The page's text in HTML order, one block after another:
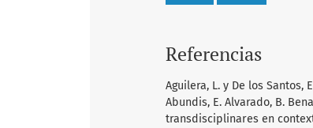
Referencias
Aguilera, L. y De los Santos,
Abundis, E. Alvarado, B.
transdisciplinares en